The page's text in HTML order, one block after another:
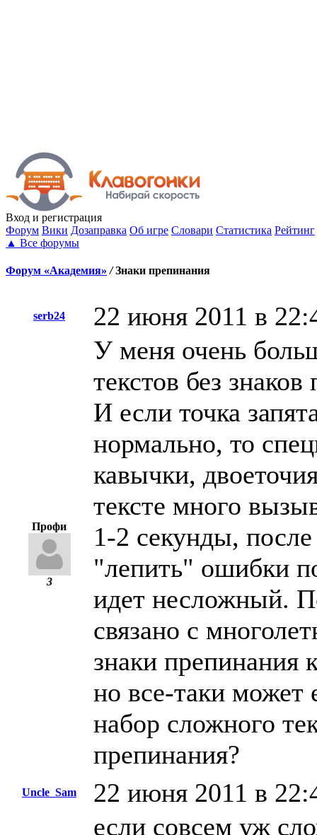
Вход и регистрация
Форум Вики Дозаправка Об игре Словари Статистика Рейтинг
▲ Все форумы
Форум «Академия» / Знаки препинания
serb24 22 июня 2011 в
Профи
3
У меня очень
текстов без
И если точка
нормально, то
кавычки,
тексте много
1-2 секунды,
"лепить" ошибки
идет несложный.
связано с
знаки препинания
но все-таки может
набор сложного
препинания?
Uncle_Sam 22 июня 2011 в
если совсем уж